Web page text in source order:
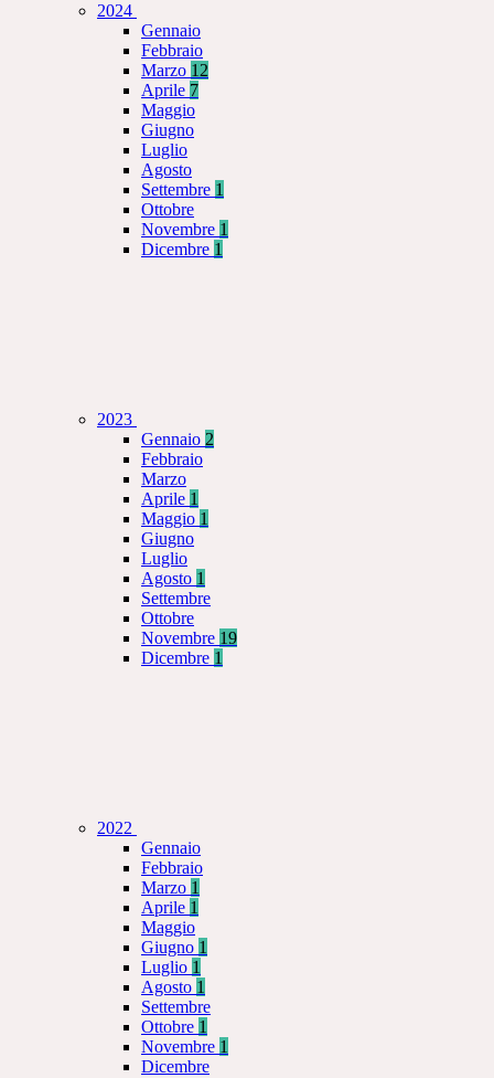
2024
Gennaio
Febbraio
Marzo 12
Aprile 7
Maggio
Giugno
Luglio
Agosto
Settembre 1
Ottobre
Novembre 1
Dicembre 1
2023
Gennaio 2
Febbraio
Marzo
Aprile 1
Maggio 1
Giugno
Luglio
Agosto 1
Settembre
Ottobre
Novembre 19
Dicembre 1
2022
Gennaio
Febbraio
Marzo 1
Aprile 1
Maggio
Giugno 1
Luglio 1
Agosto 1
Settembre
Ottobre 1
Novembre 1
Dicembre